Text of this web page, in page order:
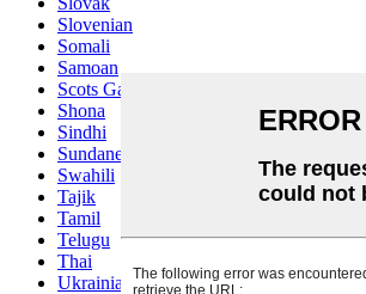
Slovenian
Somali
Samoan
Scots Gaelic
Shona
Sindhi
Sundanese
Swahili
Tajik
Tamil
Telugu
Thai
Ukrainian